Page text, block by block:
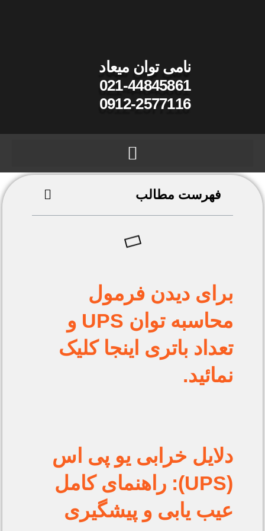
نامی توان میعاد
021-44845861
0912-2577116
فهرست مطالب
برای دیدن فرمول
محاسبه توان UPS و
تعداد باتری اینجا کلیک
نمائید.
دلایل خرابی یو پی اس
(UPS): راهنمای کامل
عیب یابی و پیشگیری